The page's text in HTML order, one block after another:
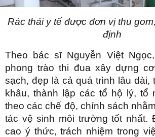
Rác thải y tế được đơn vị thu
định
Theo bác sĩ Nguyễn Việt
phong trào thi đua xây dựng
sạch, đẹp là cả quá trình lâu dài,
khâu, thành lập các tổ hộ lý, tổ
theo các chế độ, chính sách
tác vệ sinh môi trường tốt nhất.
cao ý thức, trách nhiệm trong